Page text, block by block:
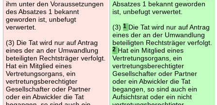
ihm unter den Voraussetzungen
des Absatzes 1 bekannt
geworden ist, unbefugt
verwertet.
(3) Die Tat wird nur auf Antrag
eines der an der Umwandlung
beteiligten Rechtsträger verfolgt.
Hat ein Mitglied eines
Vertretungsorgans, ein
vertretungsberechtigter
Gesellschafter oder Partner
oder ein Abwickler die Tat
Absatzes 1 bekannt geworden
ist, unbefugt verwertet.
(3)1 Die Tat wird nur auf Antrag
eines der an der Umwandlung
beteiligten Rechtsträger verfolgt.
2 Hat ein Mitglied eines
Vertretungsorgans, ein
vertretungsberechtigter
Gesellschafter oder Partner
oder ein Abwickler die Tat
begangen, so sind auch ein
Aufsichtsrat oder ein nicht